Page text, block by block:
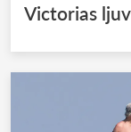
Victorias